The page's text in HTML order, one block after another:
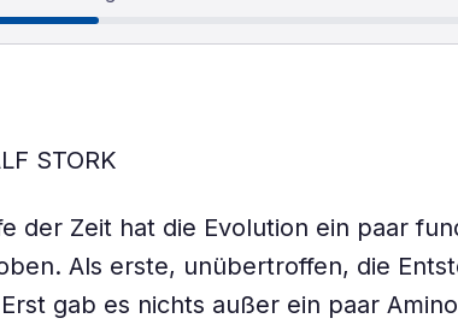
STORK
der Zeit hat die Evolution ein paar
Als erste, unübertroffen, die
gab es nichts außer ein paar